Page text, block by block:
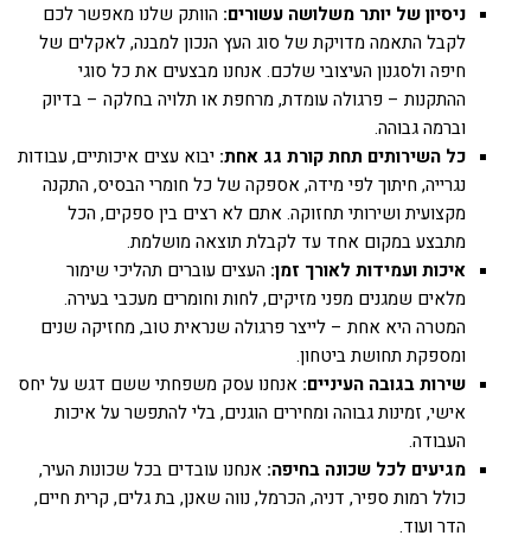
ניסיון של יותר משלושה עשורים: הוותק שלנו מאפשר לכם
לקבל התאמה מדויקת של סוג העץ הנכון למבנה, לאקלים של
חיפה ולסגנון העיצובי שלכם. אנחנו מבצעים את כל סוגי
ההתקנות – פרגולה עומדת, מרחפת או תלויה בחלקה – בדיוק
וברמה גבוהה.
כל השירותים תחת קורת גג אחת: יבוא עצים איכותיים, עבודות
נגרייה, חיתוך לפי מידה, אספקה של כל חומרי הבסיס, התקנה
מקצועית ושירותי תחזוקה. אתם לא רצים בין ספקים, הכל
מתבצע במקום אחד עד לקבלת תוצאה מושלמת.
איכות ועמידות לאורך זמן: העצים עוברים תהליכי שימור
מלאים שמגנים מפני מזיקים, לחות וחומרים מעכבי בעירה.
המטרה היא אחת – לייצר פרגולה שנראית טוב, מחזיקה שנים
ומספקת תחושת ביטחון.
שירות בגובה העיניים: אנחנו עסק משפחתי ששם דגש על יחס
אישי, זמינות גבוהה ומחירים הוגנים, בלי להתפשר על איכות
העבודה.
מגיעים לכל שכונה בחיפה: אנחנו עובדים בכל שכונות העיר,
כולל רמות ספיר, דניה, הכרמל, נווה שאנן, בת גלים, קרית חיים,
הדר ועוד.